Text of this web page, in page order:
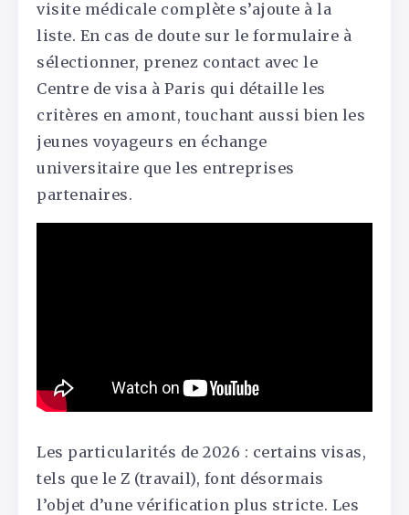
visite médicale complète s’ajoute à la
liste. En cas de doute sur le formulaire à
sélectionner, prenez contact avec le
Centre de visa à Paris qui détaille les
critères en amont, touchant aussi bien les
jeunes voyageurs en échange
universitaire que les entreprises
partenaires.
Les particularités de 2026 : certains visas,
tels que le Z (travail), font désormais
l’objet d’une vérification plus stricte. Les